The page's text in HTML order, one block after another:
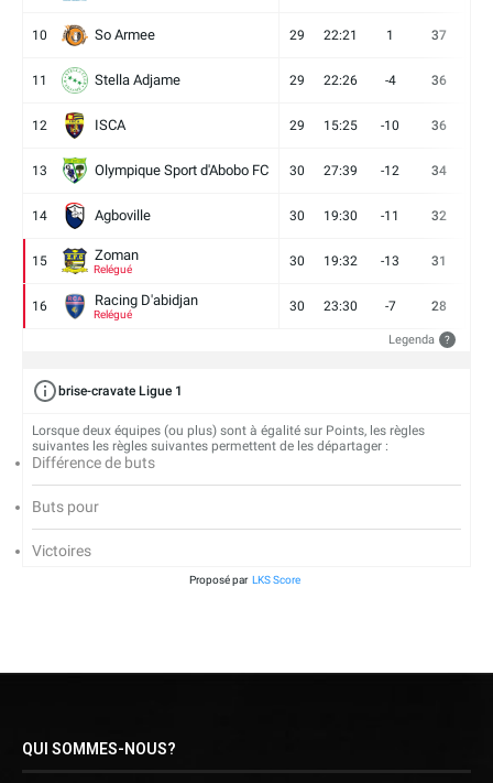
10 So Armee 29 22:21 1 37
11 Stella Adjame 29 22:26 -4 36
12 ISCA 29 15:25 -10 36
13 Olympique Sport d'Abobo FC 30 27:39 -12 34
14 Agboville 30 19:30 -11 32
15 Zoman
Relégué
30 19:32 -13 31
16 Racing D'abidjan
Relégué
30 23:30 -7 28
Legenda ?
brise-cravate Ligue 1
Lorsque deux équipes (ou plus) sont à égalité sur Points, les règles
suivantes les règles suivantes permettent de les départager :
Différence de buts
Buts pour
Victoires
Proposé par LKS Score
QUI SOMMES-NOUS?